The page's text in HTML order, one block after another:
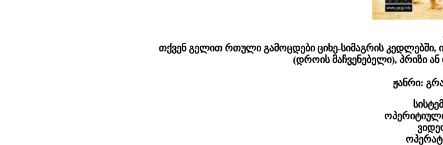
თქვენ გელით რთული გამოცდები ციხე-სიმაგრის კედლებში,
(დროის მაჩვენებელი), პრიზი ან
ჟანრი:
ოპერიტიული